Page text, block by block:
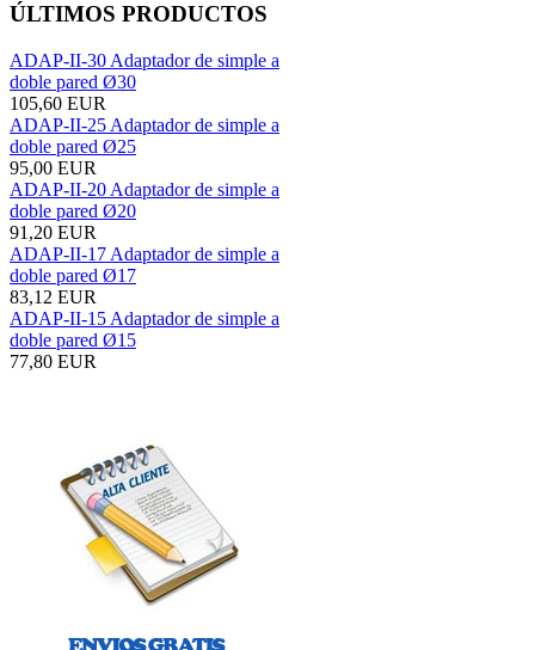
ÚLTIMOS PRODUCTOS
ADAP-II-30 Adaptador de simple a
doble pared Ø30
105,60 EUR
ADAP-II-25 Adaptador de simple a
doble pared Ø25
95,00 EUR
ADAP-II-20 Adaptador de simple a
doble pared Ø20
91,20 EUR
ADAP-II-17 Adaptador de simple a
doble pared Ø17
83,12 EUR
ADAP-II-15 Adaptador de simple a
doble pared Ø15
77,80 EUR